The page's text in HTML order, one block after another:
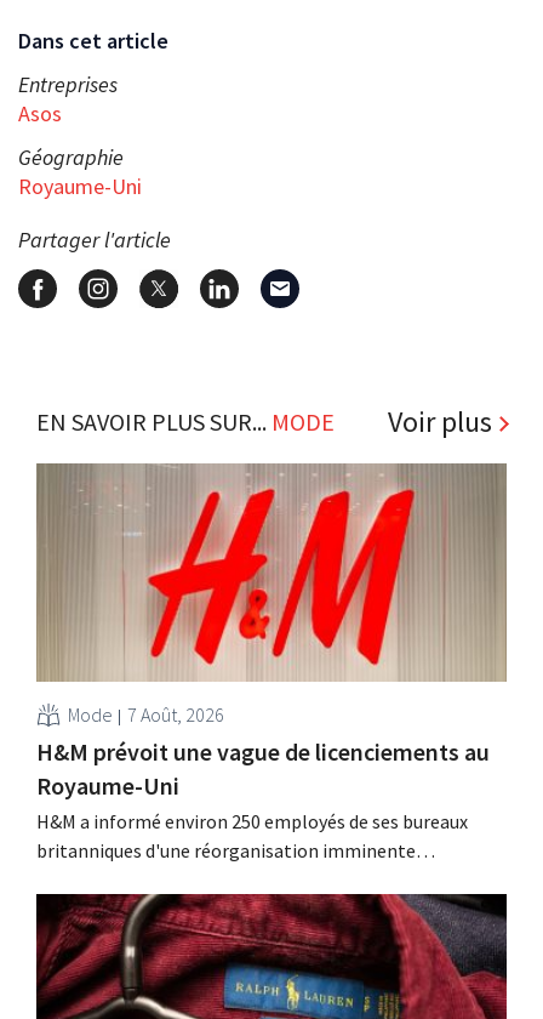
Dans cet article
Entreprises
Asos
Géographie
Royaume-Uni
Partager l'article
EN SAVOIR PLUS SUR... MODE Voir plus
Mode 7 Août, 2026
H&M prévoit une vague de licenciements au
Royaume-Uni
H&M a informé environ 250 employés de ses bureaux
britanniques d'une réorganisation imminente
Cette restructuration fait suite à des mesures prises
précédemment aux Pays-Bas, en Belgique et en Espagne,
qui avaient déjà entraîné la suppression de centaines
d'emplois.